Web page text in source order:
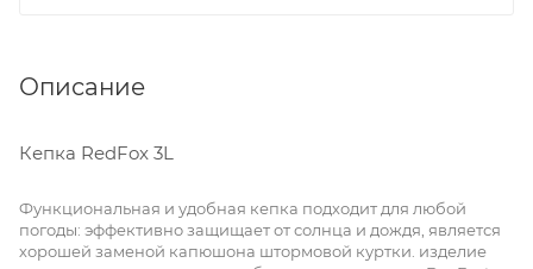
Описание
Кепка RedFox 3L
Функциональная и удобная кепка подходит для любой
погоды: эффективно защищает от солнца и дождя, является
хорошей заменой капюшона штормовой куртки. изделие